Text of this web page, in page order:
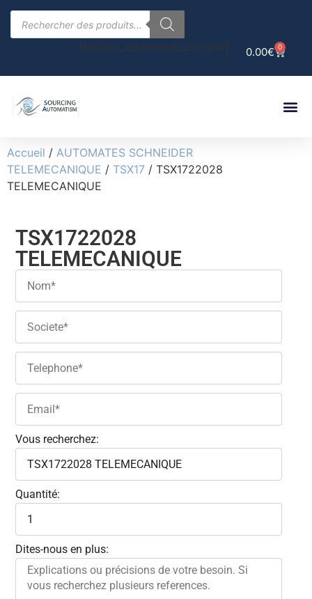
0.00€ 0
[bouton_connexion_compte]
Accueil / AUTOMATES SCHNEIDER
TELEMECANIQUE / TSX17 / TSX1722028
TELEMECANIQUE
TSX1722028
TELEMECANIQUE
Vous recherchez:
Quantité:
Dites-nous en plus: